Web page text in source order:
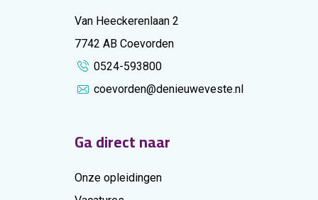
Van Heeckerenlaan 2
7742 AB Coevorden
0524-593800
coevorden@denieuweveste.nl
Ga direct naar
Onze opleidingen